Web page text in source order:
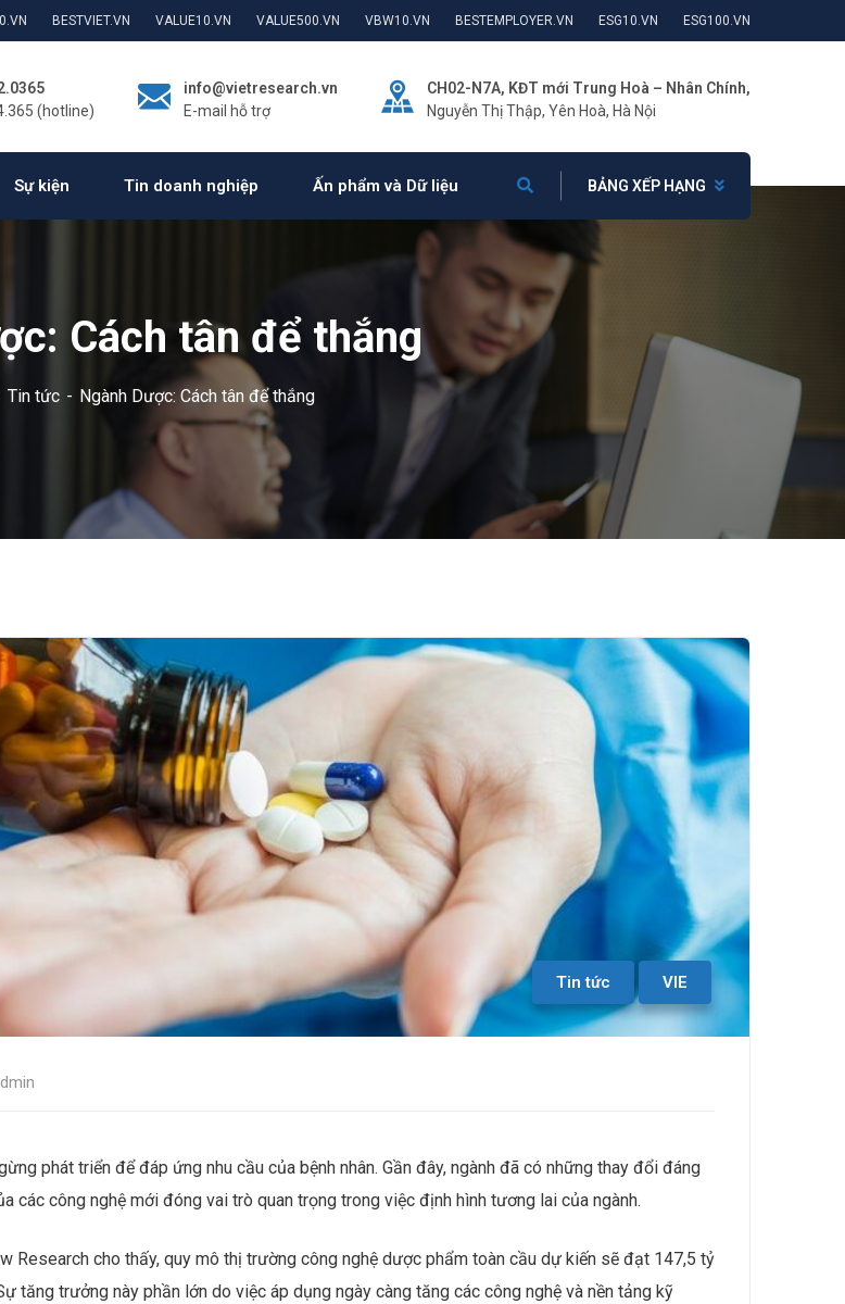
BESTVIET.VN VALUE10.VN VALUE500.VN VBW10.VN BESTEMPLOYER.VN ESG10.VN ESG100.VN
(hotline)
info@vietresearch.vn
E-mail hỗ trợ
CH02-N7A, KĐT mới Trung Hoà – Nhân Chính,
Nguyễn Thị Thập, Yên Hoà, Hà Nội
Sự kiện Tin doanh nghiệp Ấn phẩm và Dữ liệu BẢNG XẾP HẠNG
Cách tân để thắng
Tin tức Ngành Dược: Cách tân để thắng
Tin tức VIE
phát triển để đáp ứng nhu cầu của bệnh nhân. Gần đây, ngành đã có ​​những thay đổi đáng
các công nghệ mới đóng vai trò quan trọng trong việc định hình tương lai của ngành.
Research cho thấy, quy mô thị trường công nghệ dược phẩm toàn cầu dự kiến ​​sẽ đạt 147,5 tỷ
tăng trưởng này phần lớn do việc áp dụng ngày càng tăng các công nghệ và nền tảng kỹ